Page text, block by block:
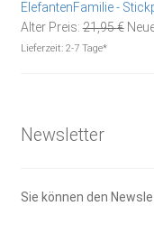
ElefantenFamilie -
Alter Preis: 21,95€
Lieferzeit: 2-7 Tage*
Newsletter
Sie können den